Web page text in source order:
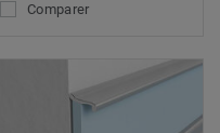
Comparer